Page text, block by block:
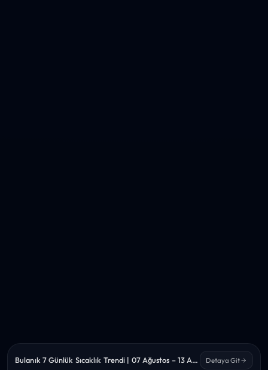
Bulanık 7 Günlük Sıcaklık Trendi | 07 Ağustos – 13 Ağustos 2026 Detaya Git